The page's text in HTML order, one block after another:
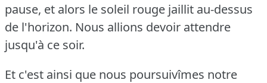
pause, et alors le soleil rouge jaillit au-dessus
de l'horizon. Nous allions devoir attendre
jusqu'à ce soir.
Et c'est ainsi que nous poursuivîmes notre